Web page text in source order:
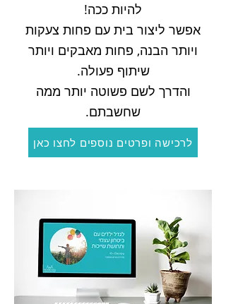
להיות ככה!
אפשר ליצור בית עם פחות צעקות
ויותר הבנה, פחות מאבקים ויותר
שיתוף פעולה.
והדרך לשם פשוטה יותר ממה
שחשבתם.
לרכישה ופרטים נוספים לחצו כאן